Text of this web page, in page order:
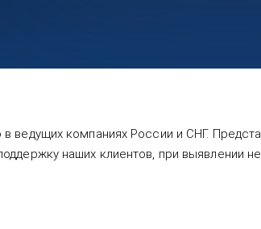
ведущих компаниях России и СНГ.
наших клиентов, при выявлении